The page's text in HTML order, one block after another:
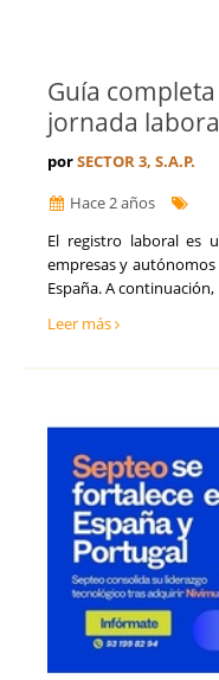
Guía
jornada
porSECTOR 3, S.A.P.
Hace 2 años
​El registro laboral es
empresas y
España. A continuación,
Leer más